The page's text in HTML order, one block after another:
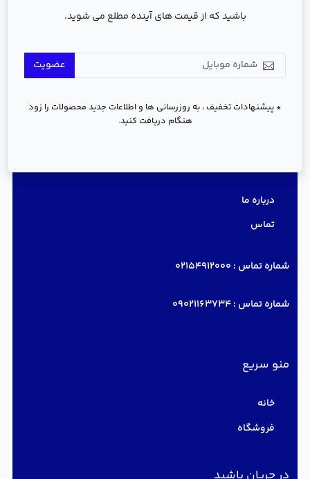
باشید که از قیمت های آینده مطلع می شوید.
عضویت
* پیشنهادات تخفیف ، به روزرسانی ها و اطلاعات جدید محصولات را زود
هنگام دریافت کنید.
درباره ما
تماس
شماره تماس : 02154912000
شماره تماس :09021163734
منو سریع
خانه
فروشگاه